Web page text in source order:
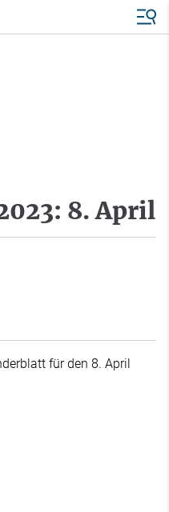
8. April
für den 8. April